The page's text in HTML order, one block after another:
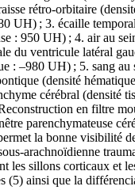
rétro-orbitaire
UH) ; 3. écaille
: 950 UH) ; 4. air au
du ventricule latéral
: –980 UH) ; 5. sang au
(densité
cérébral (densité
en filtre
parenchymateuse
la bonne visibilité
arachnoïdienne
les sillons corticaux et
(5) ainsi que la